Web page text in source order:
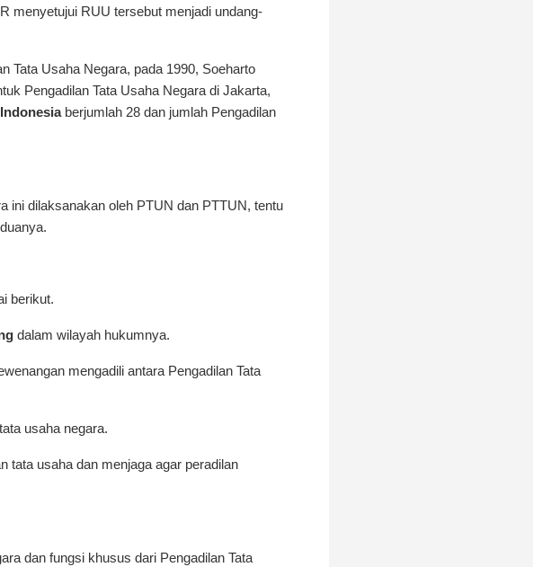
menyetujui RUU tersebut menjadi undang-
Tata Usaha Negara, pada 1990, Soeharto
Pengadilan Tata Usaha Negara di Jakarta,
berjumlah 28 dan jumlah Pengadilan
ini dilaksanakan oleh PTUN dan PTTUN, tentu
berikut.
dalam wilayah hukumnya.
mengadili antara Pengadilan Tata
usaha negara.
tata usaha dan menjaga agar peradilan
dan fungsi khusus dari Pengadilan Tata